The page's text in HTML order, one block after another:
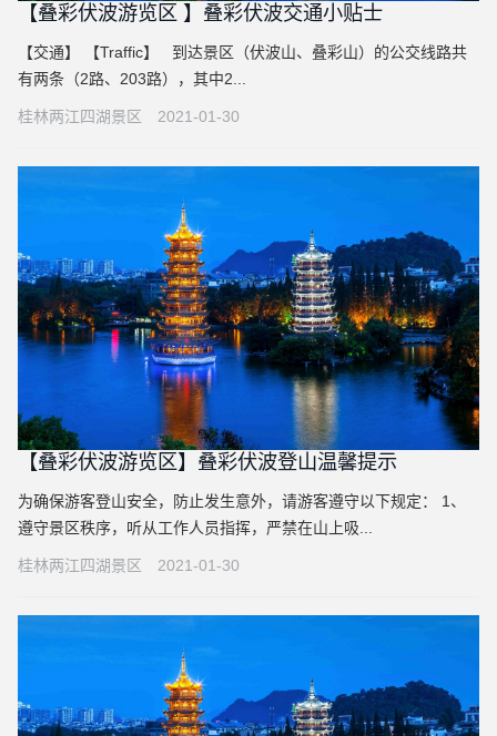
【叠彩伏波游览区 】叠彩伏波交通小贴士
【交通】 【Traffic】 到达景区（伏波山、叠彩山）的公交线路共
有两条（2路、203路），其中2...
桂林两江四湖景区 2021-01-30
【叠彩伏波游览区】叠彩伏波登山温馨提示
为确保游客登山安全，防止发生意外，请游客遵守以下规定： 1、
遵守景区秩序，听从工作人员指挥，严禁在山上吸...
桂林两江四湖景区 2021-01-30